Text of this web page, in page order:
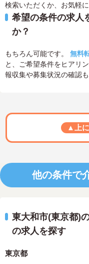
検索いただくか、お気軽
希望の条件の求人
か？
もちろん可能です。 無料
と、ご希望条件をヒアリ
報収集や募集状況の確認
▲上
他の条件で
東大和市(東京都)
の求人を探す
東京都